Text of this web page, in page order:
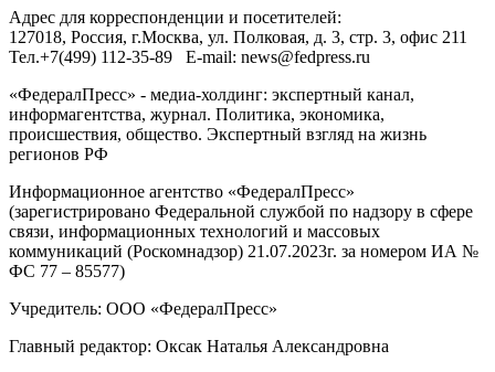
Адрес для корреспонденции и посетителей:
127018, Россия, г.Москва, ул. Полковая, д. 3, стр. 3, офис 211
Тел.+7(499) 112-35-89 E-mail: news@fedpress.ru
«ФедералПресс» - медиа-холдинг: экспертный канал,
информагентства, журнал. Политика, экономика,
происшествия, общество. Экспертный взгляд на жизнь
регионов РФ
Информационное агентство «ФедералПресс»
(зарегистрировано Федеральной службой по надзору в сфере
связи, информационных технологий и массовых
коммуникаций (Роскомнадзор) 21.07.2023г. за номером ИА №
ФС 77 – 85577)
Учредитель: ООО «ФедералПресс»
Главный редактор: Оксак Наталья Александровна